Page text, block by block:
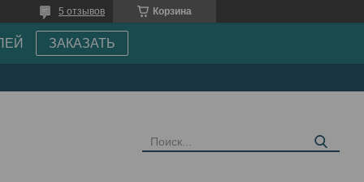
Корзина
5 отзывов
ЗАКАЗАТЬ